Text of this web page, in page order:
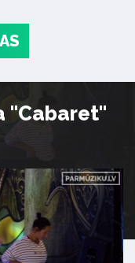
"Cabaret"